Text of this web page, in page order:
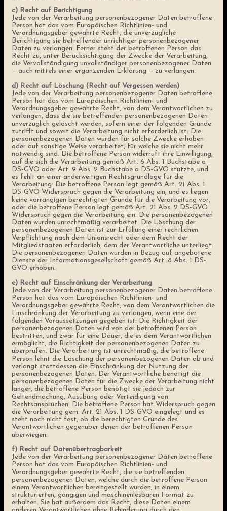
c) Recht auf Berichtigung
Jede von der Verarbeitung personenbezogener Daten betroffene
Person hat das vom Europäischen Richtlinien- und
Verordnungsgeber gewährte Recht, die unverzügliche
Berichtigung sie betreffender unrichtiger personenbezogener
Daten zu verlangen. Ferner steht der betroffenen Person das
Recht zu, unter Berücksichtigung der Zwecke der Verarbeitung,
die Vervollständigung unvollständiger personenbezogener Daten
— auch mittels einer ergänzenden Erklärung — zu verlangen.
d) Recht auf Löschung (Recht auf Vergessen werden)
Jede von der Verarbeitung personenbezogener Daten betroffene
Person hat das vom Europäischen Richtlinien- und
Verordnungsgeber gewährte Recht, von dem Verantwortlichen zu
verlangen, dass die sie betreffenden personenbezogenen Daten
unverzüglich gelöscht werden, sofern einer der folgenden Gründe
zutrifft und soweit die Verarbeitung nicht erforderlich ist: Die
personenbezogenen Daten wurden für solche Zwecke erhoben
oder auf sonstige Weise verarbeitet, für welche sie nicht mehr
notwendig sind. Die betroffene Person widerruft ihre Einwilligung,
auf die sich die Verarbeitung gemäß Art. 6 Abs. 1 Buchstabe a
DS-GVO oder Art. 9 Abs. 2 Buchstabe a DS-GVO stützte, und
es fehlt an einer anderweitigen Rechtsgrundlage für die
Verarbeitung. Die betroffene Person legt gemäß Art. 21 Abs. 1
DS-GVO Widerspruch gegen die Verarbeitung ein, und es liegen
keine vorrangigen berechtigten Gründe für die Verarbeitung vor,
oder die betroffene Person legt gemäß Art. 21 Abs. 2 DS-GVO
Widerspruch gegen die Verarbeitung ein. Die personenbezogenen
Daten wurden unrechtmäßig verarbeitet. Die Löschung der
personenbezogenen Daten ist zur Erfüllung einer rechtlichen
Verpflichtung nach dem Unionsrecht oder dem Recht der
Mitgliedstaaten erforderlich, dem der Verantwortliche unterliegt.
Die personenbezogenen Daten wurden in Bezug auf angebotene
Dienste der Informationsgesellschaft gemäß Art. 8 Abs. 1 DS-
GVO erhoben.
e) Recht auf Einschränkung der Verarbeitung
Jede von der Verarbeitung personenbezogener Daten betroffene
Person hat das vom Europäischen Richtlinien- und
Verordnungsgeber gewährte Recht, von dem Verantwortlichen die
Einschränkung der Verarbeitung zu verlangen, wenn eine der
folgenden Voraussetzungen gegeben ist: Die Richtigkeit der
personenbezogenen Daten wird von der betroffenen Person
bestritten, und zwar für eine Dauer, die es dem Verantwortlichen
ermöglicht, die Richtigkeit der personenbezogenen Daten zu
überprüfen. Die Verarbeitung ist unrechtmäßig, die betroffene
Person lehnt die Löschung der personenbezogenen Daten ab und
verlangt stattdessen die Einschränkung der Nutzung der
personenbezogenen Daten. Der Verantwortliche benötigt die
personenbezogenen Daten für die Zwecke der Verarbeitung nicht
länger, die betroffene Person benötigt sie jedoch zur
Geltendmachung, Ausübung oder Verteidigung von
Rechtsansprüchen. Die betroffene Person hat Widerspruch gegen
die Verarbeitung gem. Art. 21 Abs. 1 DS-GVO eingelegt und es
steht noch nicht fest, ob die berechtigten Gründe des
Verantwortlichen gegenüber denen der betroffenen Person
überwiegen.
f) Recht auf Datenübertragbarkeit
Jede von der Verarbeitung personenbezogener Daten betroffene
Person hat das vom Europäischen Richtlinien- und
Verordnungsgeber gewährte Recht, die sie betreffenden
personenbezogenen Daten, welche durch die betroffene Person
einem Verantwortlichen bereitgestellt wurden, in einem
strukturierten, gängigen und maschinenlesbaren Format zu
erhalten. Sie hat außerdem das Recht, diese Daten einem